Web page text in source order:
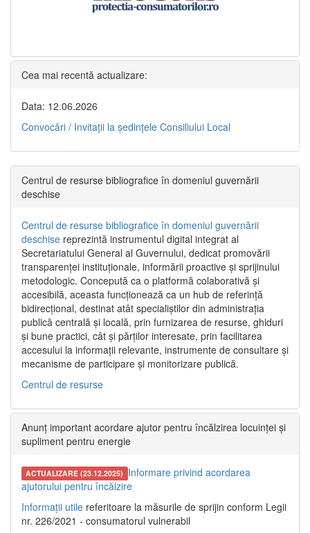
Cea mai recentă actualizare:
Data: 12.06.2026
Convocări / Invitaţii la şedinţele Consiliului Local
Centrul de resurse bibliografice în domeniul guvernării
deschise
Centrul de resurse bibliografice în domeniul guvernării
deschise reprezintă instrumentul digital integrat al
Secretariatului General al Guvernului, dedicat promovării
transparenței instituționale, informării proactive și sprijinului
metodologic. Concepută ca o platformă colaborativă și
accesibilă, aceasta funcționează ca un hub de referință
bidirecțional, destinat atât specialiștilor din administrația
publică centrală și locală, prin furnizarea de resurse, ghiduri
și bune practici, cât și părților interesate, prin facilitarea
accesului la informații relevante, instrumente de consultare și
mecanisme de participare și monitorizare publică.
Centrul de resurse
Anunț important acordare ajutor pentru încălzirea locuinței și
supliment pentru energie
ACTUALIZARE (23.12.2025) Informare privind acordarea
ajutorului pentru încălzire
Informații utile referitoare la măsurile de sprijin conform Legii
nr. 226/2021 - consumatorul vulnerabil